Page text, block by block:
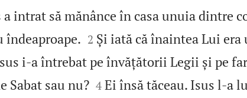
a intrat să mănânce în casa unuia dintre

2 Și iată că înaintea Lui era
i‑a întrebat pe învățătorii Legii și pe
Sabat sau nu?
4 Ei însă tăceau. Isus l‑a